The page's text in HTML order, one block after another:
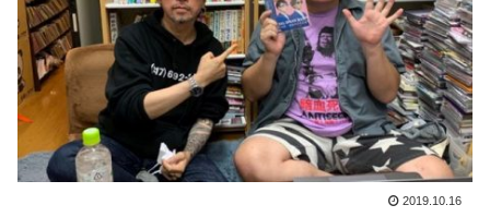
2019.10.16